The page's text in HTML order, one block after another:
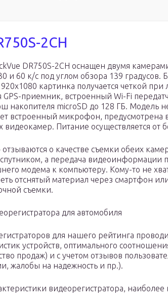
2CH
DR750S-2CH оснащен двумя
и 60 к/с под углом обзора 139 градусов.
картинка получается четкой
приемник, встроенный Wi-Fi
накопителя microSD до 128 ГБ. Модель
встроенный микрофон, предусмотрена
Питание осуществляется от
о качестве съемки обеих
спутником, а передача видеоинформации
модема к компьютеру. Кому-то не
отснятый материал через смартфон
съемки.
для автомобиля
для нашего рейтинга
устройств, оптимального
продаж) и с учетом отзывов
жалобы на надежность и пр.).
видеорегистратора,